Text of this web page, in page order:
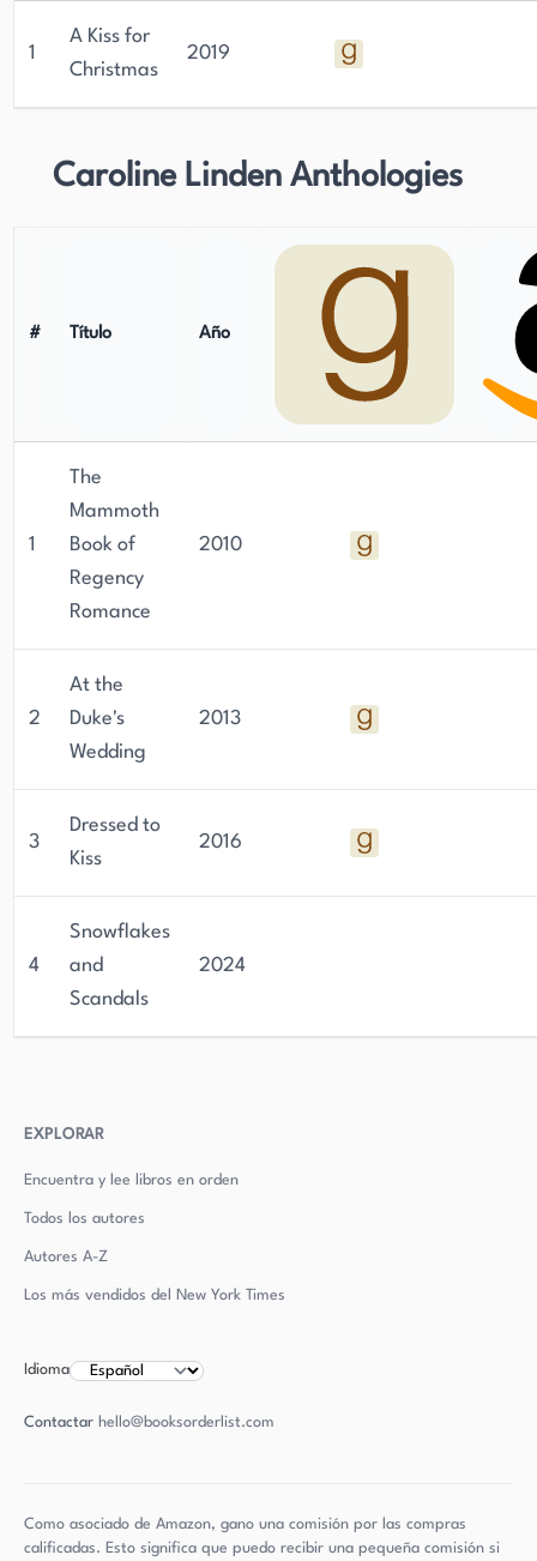
1
A Kiss for
Christmas
2019
Caroline Linden Anthologies
# Título Año
1
The
Mammoth
Book of
Regency
Romance
2010
2
At the
Duke's
Wedding
2013
3
Dressed to
Kiss
2016
4
Snowflakes
and
Scandals
2024
EXPLORAR
Encuentra y lee libros en orden
Todos los autores
Autores A-Z
Los más vendidos del New York Times
Idioma
Contactar hello@booksorderlist.com
Como asociado de Amazon, gano una comisión por las compras
calificadas. Esto significa que puedo recibir una pequeña comisión si